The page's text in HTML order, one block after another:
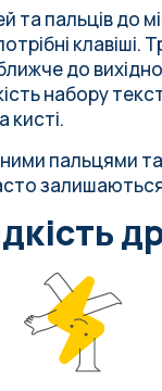
та пальців до
клавіші.
до
набору
кисті.
пальцями